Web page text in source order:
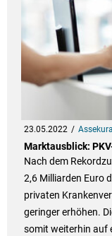
23.05.2022
Marktausblick:
Nach dem
2,6 Milliarden Euro
privaten
geringer erhöhen.
somit weiterhin auf